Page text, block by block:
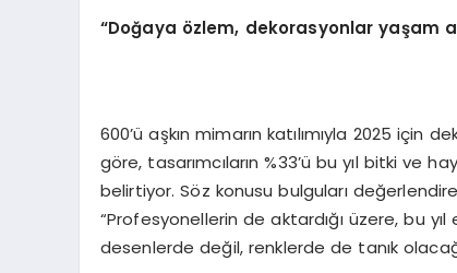
“Doğaya özlem, dekorasyonlar yaşam
600’ü aşkın mimarın katılımıyla 2025 için
göre, tasarımcıların %33’ü bu yıl bitki ve
belirtiyor. Söz konusu bulguları
“Profesyonellerin de aktardığı üzere, bu
desenlerde değil, renklerde de tanık